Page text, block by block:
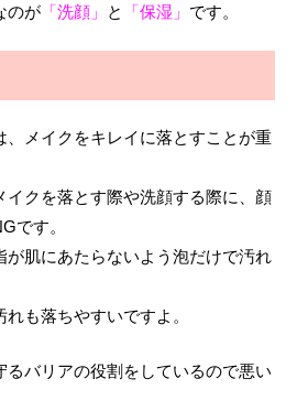
のが 「洗顔」 と 「保湿」 です。
、メイクをキレイに落とすことが重
イクを落とす際や洗顔する際に、顔
です。
が肌にあたらないよう泡だけで汚れ
も落ちやすいですよ。
るバリアの役割をしているので悪い